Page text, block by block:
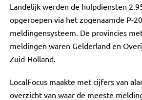
Landelijk werden de hulpdiensten
opgeroepen via het zogenaamde P-
meldingensysteem. De provincies
meldingen waren Gelderland en
Zuid-Holland.
LocalFocus maakte met cijfers van
overzicht van waar de meeste